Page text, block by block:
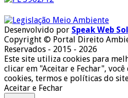
Desenvolvido por Speak Web
Copyright © Portal Direito
Reservados - 2015 - 2026
Este site utiliza cookies para
clicar em "Aceitar e Fechar",
cookies, termos e políticas do
Aceitar e Fechar